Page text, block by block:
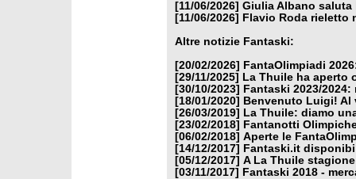
[11/06/2026] Giulia Albano saluta
[11/06/2026]
Flavio Roda rieletto
Altre notizie Fantaski:
[20/02/2026]
FantaOlimpiadi
[29/11/2025]
La Thuile ha aperto
[30/10/2023]
Fantaski 2023/
[18/01/2020]
Benvenuto Luigi! Al
[26/03/2019]
La Thuile: diamo
[23/02/2018]
Fantanotti
[06/02/2018] Aperte le
[14/12/2017]
Fantaski.it
[05/12/2017] A La Thuile
[03/11/2017]
Fantaski 2018 -